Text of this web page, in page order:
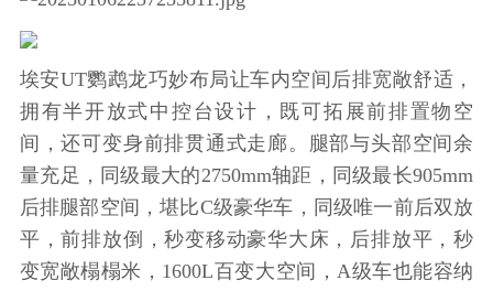
埃安UT鹦鹉龙巧妙布局让车内空间后排宽敞舒适，
拥有半开放式中控台设计，既可拓展前排置物空
间，还可变身前排贯通式走廊。腿部与头部空间余
量充足，同级最大的2750mm轴距，同级最长905mm
后排腿部空间，堪比C级豪华车，同级唯一前后双放
平，前排放倒，秒变移动豪华大床，后排放平，秒
变宽敞榻榻米，1600L百变大空间，A级车也能容纳